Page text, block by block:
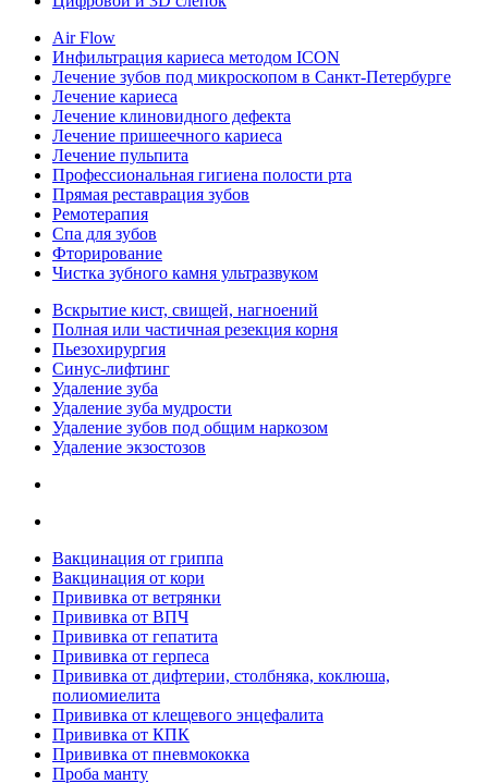
Air Flow
Инфильтрация кариеса методом ICON
Лечение зубов под микроскопом в Санкт-Петербурге
Лечение кариеса
Лечение клиновидного дефекта
Лечение пришеечного кариеса
Лечение пульпита
Профессиональная гигиена полости рта
Прямая реставрация зубов
Ремотерапия
Спа для зубов
Фторирование
Чистка зубного камня ультразвуком
Вскрытие кист, свищей, нагноений
Полная или частичная резекция корня
Пьезохирургия
Синус-лифтинг
Удаление зуба
Удаление зуба мудрости
Удаление зубов под общим наркозом
Удаление экзостозов
Вакцинация от гриппа
Вакцинация от кори
Прививка от ветрянки
Прививка от ВПЧ
Прививка от гепатита
Прививка от герпеса
Прививка от дифтерии, столбняка, коклюша,
полиомиелита
Прививка от клещевого энцефалита
Прививка от КПК
Прививка от пневмококка
Проба манту